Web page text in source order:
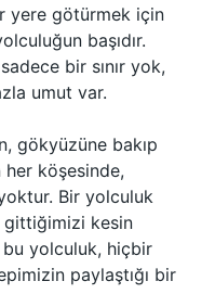
yere götürmek için
başıdır.
bir sınır yok,
umut var.
gökyüzüne bakıp
her köşesinde,
yoktur. Bir yolculuk
gittiğimizi kesin
yolculuk, hiçbir
paylaştığı bir